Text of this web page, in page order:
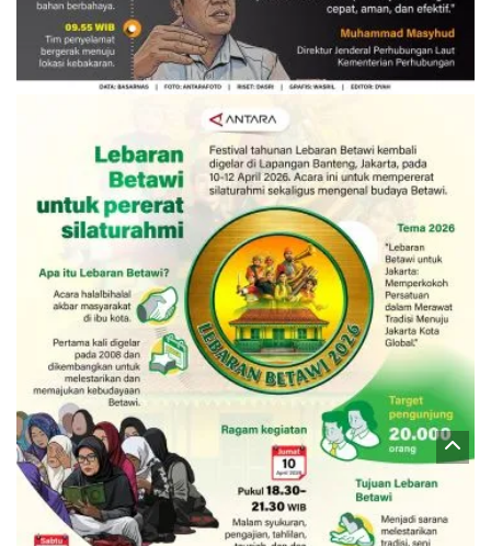
Evakuasi korban kebakaran KM
Mutiara Sentosa 2
3 Agustus 2026